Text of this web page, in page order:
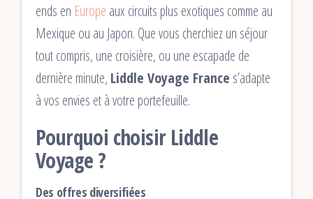
ends en Europe aux circuits plus exotiques comme au
Mexique ou au Japon. Que vous cherchiez un séjour
tout compris, une croisière, ou une escapade de
dernière minute, Liddle Voyage France s’adapte
à vos envies et à votre portefeuille.
Pourquoi choisir Liddle
Voyage ?
Des offres diversifiées